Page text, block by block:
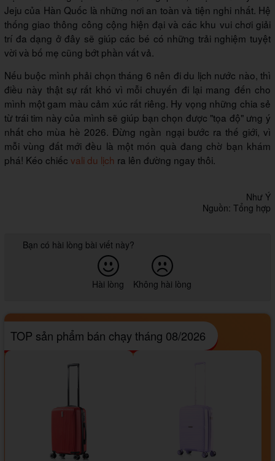
Jeju của Hàn Quốc là những nơi an toàn và tiện nghi nhất. Hệ
thống giao thông công cộng hiện đại và các khu vui chơi giải
trí đa dạng ở đây sẽ giúp các bé có những trải nghiệm tuyệt
vời và bố mẹ cũng bớt phần vất vả.
Nếu buộc mình phải chọn tháng 6 nên đi du lịch nước nào, thì
điều này thật sự rất khó vì mỗi chuyến đi lại mang đến cho
mình một gam màu cảm xúc rất riêng. Hy vọng những chia sẻ
từ trái tim này của mình sẽ giúp bạn chọn được "tọa độ" ưng ý
nhất cho mùa hè 2026. Đừng ngần ngại bước ra thế giới, vì
mỗi vùng đất mới đều là một món quà đang chờ bạn khám
phá! Kéo chiếc vali du lịch ra lên đường ngay thôi.
Như Ý
Nguồn: Tổng hợp
Bạn có hài lòng bài viết này?
Hài lòng Không hài lòng
TOP sản phẩm bán chạy tháng 08/2026